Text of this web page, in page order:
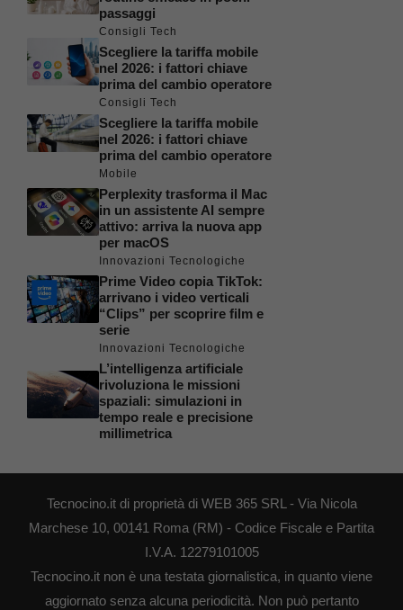
passaggi
Consigli Tech
Scegliere la tariffa mobile
nel 2026: i fattori chiave
prima del cambio operatore
Consigli Tech
Scegliere la tariffa mobile
nel 2026: i fattori chiave
prima del cambio operatore
Mobile
Perplexity trasforma il Mac
in un assistente AI sempre
attivo: arriva la nuova app
per macOS
Innovazioni Tecnologiche
Prime Video copia TikTok:
arrivano i video verticali
“Clips” per scoprire film e
serie
Innovazioni Tecnologiche
L’intelligenza artificiale
rivoluziona le missioni
spaziali: simulazioni in
tempo reale e precisione
millimetrica
Tecnocino.it di proprietà di WEB 365 SRL - Via Nicola
Marchese 10, 00141 Roma (RM) - Codice Fiscale e Partita
I.V.A. 12279101005
Tecnocino.it non è una testata giornalistica, in quanto viene
aggiornato senza alcuna periodicità. Non può pertanto